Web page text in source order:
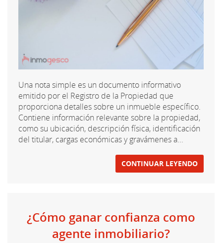
Una nota simple es un documento informativo
emitido por el Registro de la Propiedad que
proporciona detalles sobre un inmueble específico.
Contiene información relevante sobre la propiedad,
como su ubicación, descripción física, identificación
del titular, cargas económicas y gravámenes a...
CONTINUAR LEYENDO
¿Cómo ganar confianza como
agente inmobiliario?